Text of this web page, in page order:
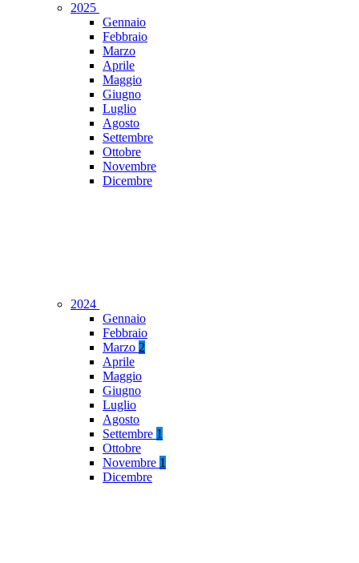
2025
Gennaio
Febbraio
Marzo
Aprile
Maggio
Giugno
Luglio
Agosto
Settembre
Ottobre
Novembre
Dicembre
2024
Gennaio
Febbraio
Marzo 2
Aprile
Maggio
Giugno
Luglio
Agosto
Settembre 1
Ottobre
Novembre 1
Dicembre